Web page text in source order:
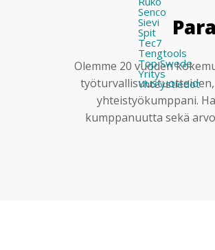
Senco
Sievi
Spit
Tec7
Tengtools
Top Swede
Yritys
Yhteystiedot
Olemme 20 vuoden
yhteistyökumppani.
kumppanuutta sekä